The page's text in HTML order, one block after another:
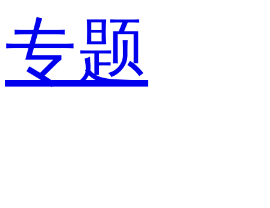
专题